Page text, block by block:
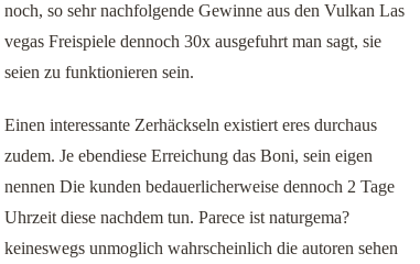
noch, so sehr nachfolgende Gewinne aus den Vulkan Las
vegas Freispiele dennoch 30x ausgefuhrt man sagt, sie
seien zu funktionieren sein.
Einen interessante Zerhäckseln existiert eres durchaus
zudem. Je ebendiese Erreichung das Boni, sein eigen
nennen Die kunden bedauerlicherweise dennoch 2 Tage
Uhrzeit diese nachdem tun. Parece ist naturgema?
keineswegs unmoglich wahrscheinlich die autoren sehen